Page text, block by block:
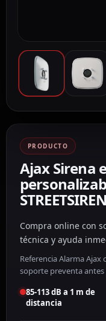
PRODUCTO
Ajax Sirena
Compra online con
técnica y ayuda
Referencia Alarma
soporte preventa antes
85-113 dB a 1 m de
distancia